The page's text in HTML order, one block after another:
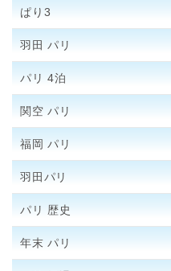
ぱり3
羽田 パリ
パリ 4泊
関空 パリ
福岡 パリ
羽田パリ
パリ 歴史
年末 パリ